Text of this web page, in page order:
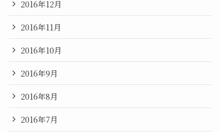
2016年12月
2016年11月
2016年10月
2016年9月
2016年8月
2016年7月